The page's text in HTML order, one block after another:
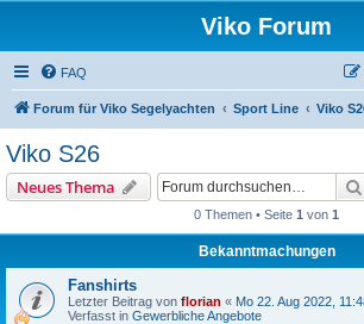
Viko Forum
FAQ
Forum für Viko Segelyachten Sport Line Viko
Viko S26
Neues Thema
0 Themen • Seite 1 von 1
Bekanntmachungen
Fanshirts
Letzter Beitrag von florian « Mo 22. Aug 2022,
Verfasst in Gewerbliche Angebote